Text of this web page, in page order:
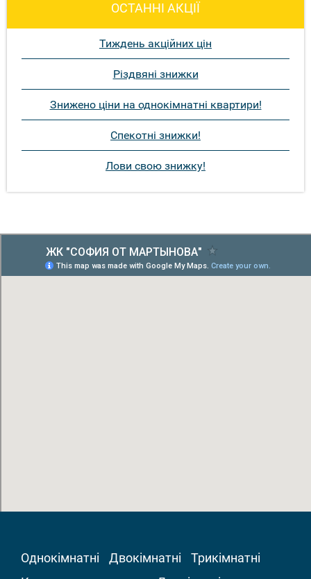
ОСТАННІ АКЦІЇ
Тиждень акційних цін
Різдвяні знижки
Знижено ціни на однокімнатні квартири!
Спекотні знижки!
Лови свою знижку!
Однокімнатні Двокімнатні
Трикімнатні